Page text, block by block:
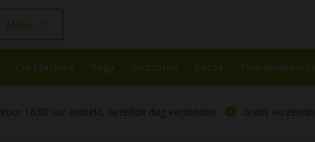
Menu
Chi Machine Yoga Ontzuren Detox
Voor 16:00 uur besteld, dezelfde dag verzonden Gratis